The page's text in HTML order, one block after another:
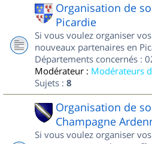
Organisation de
Picardie
Si vous voulez organiser
nouveaux partenaires en
Départements concernés :
Modérateur : Modérateurs
Sujets : 8
Organisation de
Champagne
Si vous voulez organiser